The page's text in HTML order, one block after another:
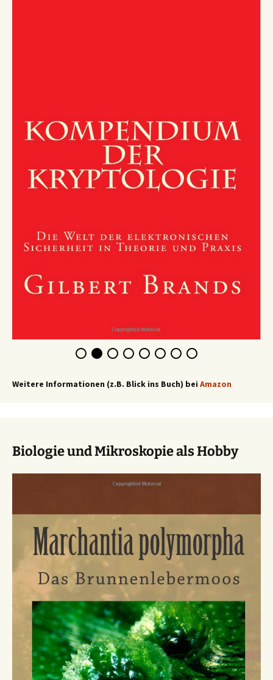
Weitere Informationen (z.B. Blick ins Buch) bei Amazon
Biologie und Mikroskopie als Hobby